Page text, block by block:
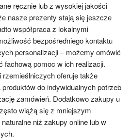
ręcznie lub z wysokiej jakości
nasze prezenty stają się jeszcze
współpraca z lokalnymi
bezpośredniego kontaktu
personalizacji – możemy omówić
fachową pomoc w ich realizacji.
rzemieślniczych oferuje także
do indywidualnych potrzeb
zamówień. Dodatkowo zakupy u
wiążą się z mniejszym
niż zakupy online lub w